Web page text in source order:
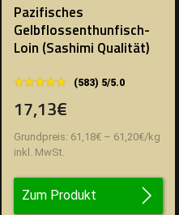
Pazifisches
Gelbflossenthunfisch-
Loin (Sashimi Qualität)
★★★★★
★★★★★ (583) 5/5.0
17,13€
Grundpreis: 61,18€ – 61,20€/kg
inkl. MwSt.
Zum Produkt